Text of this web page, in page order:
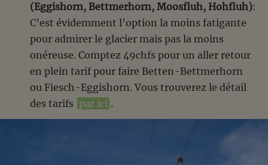
(Eggishorn, Bettmerhorn, Moosfluh, Hohfluh):
C’est évidemment l’option la moins fatigante
pour admirer le glacier mais pas la moins
onéreuse. Comptez 49chfs pour un aller retour
en plein tarif pour faire Betten-Bettmerhorn
ou Fiesch-Eggishorn. Vous trouverez le détail
des tarifs par ici .